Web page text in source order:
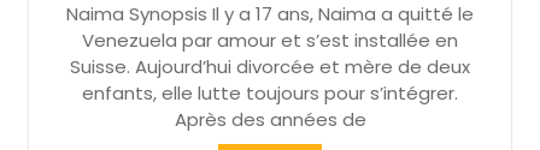
Naima Synopsis Il y a 17 ans, Naima a quitté le
Venezuela par amour et s’est installée en
Suisse. Aujourd’hui divorcée et mère de deux
enfants, elle lutte toujours pour s’intégrer.
Après des années de